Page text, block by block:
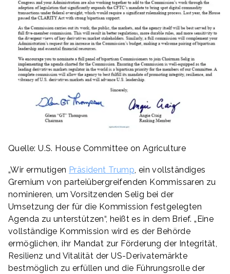
Quelle: U.S. House Committee on Agriculture
„Wir ermutigen Präsident Trump , ein vollständiges
Gremium von parteiübergreifenden Kommissaren zu
nominieren, um Vorsitzenden Selig bei der
Umsetzung der für die Kommission festgelegten
Agenda zu unterstützen“, heißt es in dem Brief. „Eine
vollständige Kommission wird es der Behörde
ermöglichen, ihr Mandat zur Förderung der Integrität,
Resilienz und Vitalität der US-Derivatemärkte
bestmöglich zu erfüllen und die Führungsrolle der